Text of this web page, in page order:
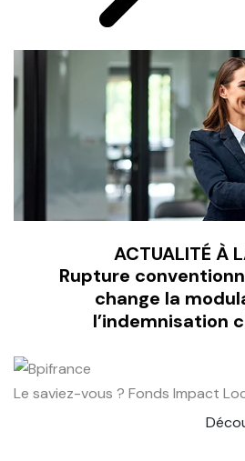
ACTUALITÉ À
Rupture
change la
l’indemnisation
Le saviez-vous ? Fonds Impact